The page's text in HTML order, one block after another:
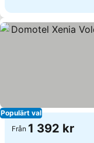
Populärt val
Från 1 392 kr